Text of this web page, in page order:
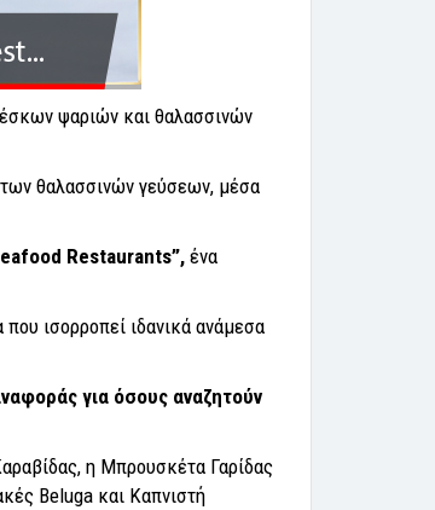
ψαριών και θαλασσινών
των θαλασσινών γεύσεων, μέσα
Restaurants”, ένα
ισορροπεί ιδανικά ανάμεσα
για όσους αναζητούν
η Μπρουσκέτα Γαρίδας
Beluga και Καπνιστή